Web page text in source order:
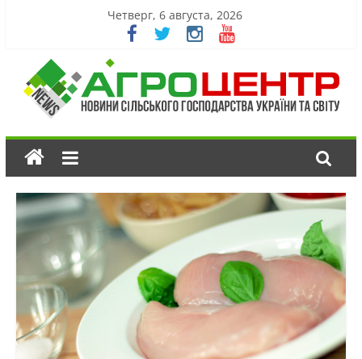
Четверг, 6 августа, 2026